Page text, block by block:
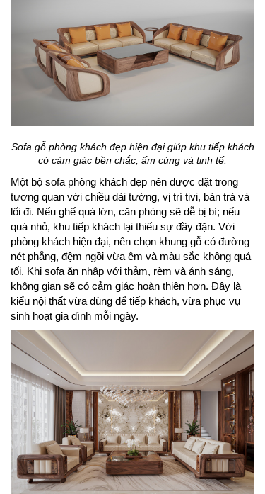
Sofa gỗ phòng khách đẹp hiện đại giúp khu tiếp khách
có cảm giác bền chắc, ấm cúng và tinh tế.
Một bộ sofa phòng khách đẹp nên được đặt trong
tương quan với chiều dài tường, vị trí tivi, bàn trà và
lối đi. Nếu ghế quá lớn, căn phòng sẽ dễ bị bí; nếu
quá nhỏ, khu tiếp khách lại thiếu sự đầy đặn. Với
phòng khách hiện đại, nên chọn khung gỗ có đường
nét phẳng, đệm ngồi vừa êm và màu sắc không quá
tối. Khi sofa ăn nhập với thảm, rèm và ánh sáng,
không gian sẽ có cảm giác hoàn thiện hơn. Đây là
kiểu nội thất vừa dùng để tiếp khách, vừa phục vụ
sinh hoạt gia đình mỗi ngày.